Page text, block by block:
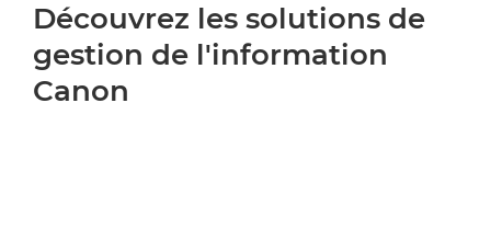
HUB DE CONTENU
DERNIÈRES MISES À JOUR
Découvrez les solutions de
gestion de l'information
Canon